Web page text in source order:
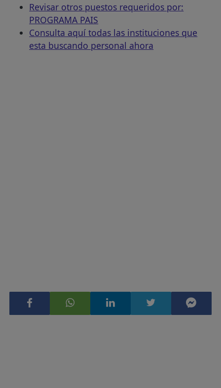
Revisar otros puestos requeridos por:
PROGRAMA PAIS
Consulta aquí todas las instituciones que
esta buscando personal ahora